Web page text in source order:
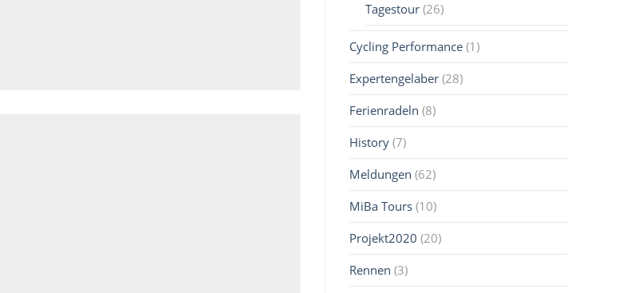
Tagestour (26)
Cycling Performance (1)
Expertengelaber (28)
Ferienradeln (8)
History (7)
Meldungen (62)
MiBa Tours (10)
Projekt2020 (20)
Rennen (3)